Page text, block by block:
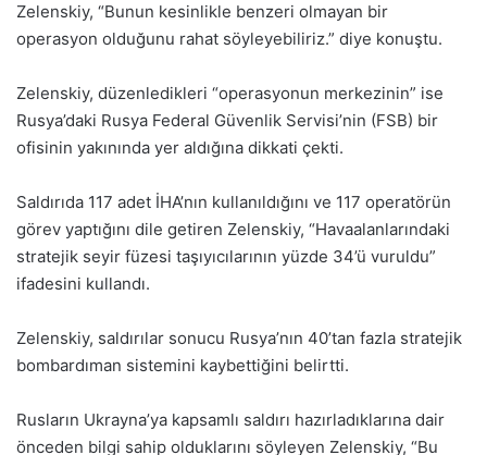
Zelenskiy, “Bunun kesinlikle benzeri olmayan bir
operasyon olduğunu rahat söyleyebiliriz.” diye konuştu.
Zelenskiy, düzenledikleri “operasyonun merkezinin” ise
Rusya’daki Rusya Federal Güvenlik Servisi’nin (FSB) bir
ofisinin yakınında yer aldığına dikkati çekti.
Saldırıda 117 adet İHA’nın kullanıldığını ve 117 operatörün
görev yaptığını dile getiren Zelenskiy, “Havaalanlarındaki
stratejik seyir füzesi taşıyıcılarının yüzde 34’ü vuruldu”
ifadesini kullandı.
Zelenskiy, saldırılar sonucu Rusya’nın 40’tan fazla stratejik
bombardıman sistemini kaybettiğini belirtti.
Rusların Ukrayna’ya kapsamlı saldırı hazırladıklarına dair
önceden bilgi sahip olduklarını söyleyen Zelenskiy, “Bu